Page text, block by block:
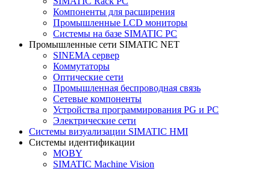
Компоненты для расширения
Промышленные LCD мониторы
Системы на базе SIMATIC PC
Промышленные сети SIMATIC NET
SINEMA сервер
Коммутаторы
Оптические сети
Промышленная беспроводная связь
Сетевые компоненты
Устройства программирования PG и PC
Электрические сети
Системы визуализации SIMATIC HMI
Системы идентификации
MOBY
SIMATIC Machine Vision